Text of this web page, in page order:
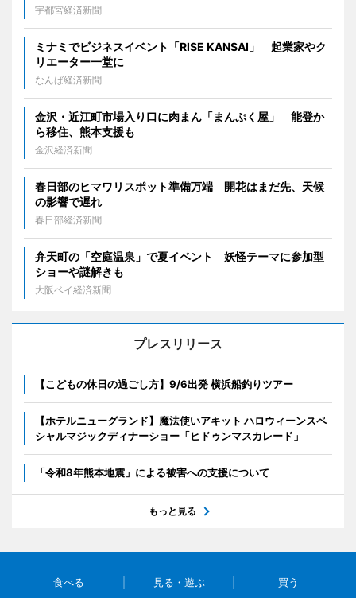
宇都宮経済新聞
ミナミでビジネスイベント「RISE KANSAI」 起業家やク
リエーター一堂に
なんば経済新聞
金沢・近江町市場入り口に肉まん「まんぷく屋」 能登か
ら移住、熊本支援も
金沢経済新聞
春日部のヒマワリスポット準備万端 開花はまだ先、天候
の影響で遅れ
春日部経済新聞
弁天町の「空庭温泉」で夏イベント 妖怪テーマに参加型
ショーや謎解きも
大阪ベイ経済新聞
プレスリリース
【こどもの休日の過ごし方】9/6出発 横浜船釣りツアー
【ホテルニューグランド】魔法使いアキット ハロウィーンスペ
シャルマジックディナーショー「ヒドゥンマスカレード」
「令和8年熊本地震」による被害への支援について
もっと見る
食べる 見る・遊ぶ 買う